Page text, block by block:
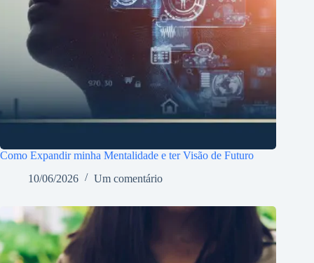
Como Expandir minha Mentalidade e ter Visão de Futuro
10/06/2026
Um comentário